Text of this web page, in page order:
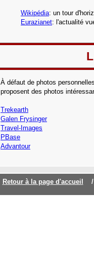
Wikipédia: un tour
Eurazianet: l'actualité
À défaut de photos
proposent des photos
Trekearth
Galen Frysinger
Travel-Images
PBase
Advantour
Retour à la page d'accuei